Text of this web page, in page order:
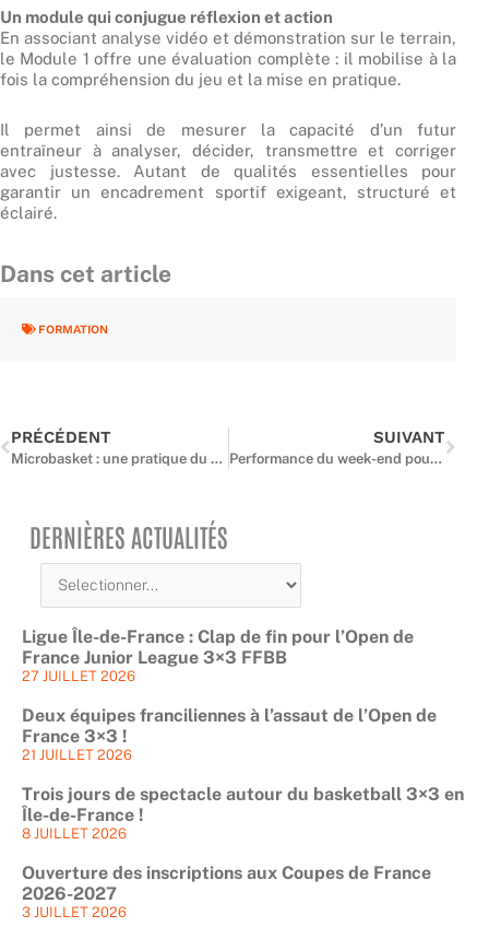
Un module qui conjugue réflexion et action
En associant analyse vidéo et démonstration sur le terrain,
le Module 1 offre une évaluation complète : il mobilise à la
fois la compréhension du jeu et la mise en pratique.
Il permet ainsi de mesurer la capacité d’un futur
entraîneur à analyser, décider, transmettre et corriger
avec justesse. Autant de qualités essentielles pour
garantir un encadrement sportif exigeant, structuré et
éclairé.
Dans cet article
FORMATION
PRÉCÉDENT
Microbasket : une pratique du Vivre Ensemble dédiée aux tout-petits
SUIVANT
Performance du week-end pour nos espoirs franciliens – 8 & 9 novembre
DERNIÈRES ACTUALITÉS
Ligue Île-de-France : Clap de fin pour l’Open de
France Junior League 3×3 FFBB
27 JUILLET 2026
Deux équipes franciliennes à l’assaut de l’Open de
France 3×3 !
21 JUILLET 2026
Trois jours de spectacle autour du basketball 3×3 en
Île-de-France !
8 JUILLET 2026
Ouverture des inscriptions aux Coupes de France
2026-2027
3 JUILLET 2026